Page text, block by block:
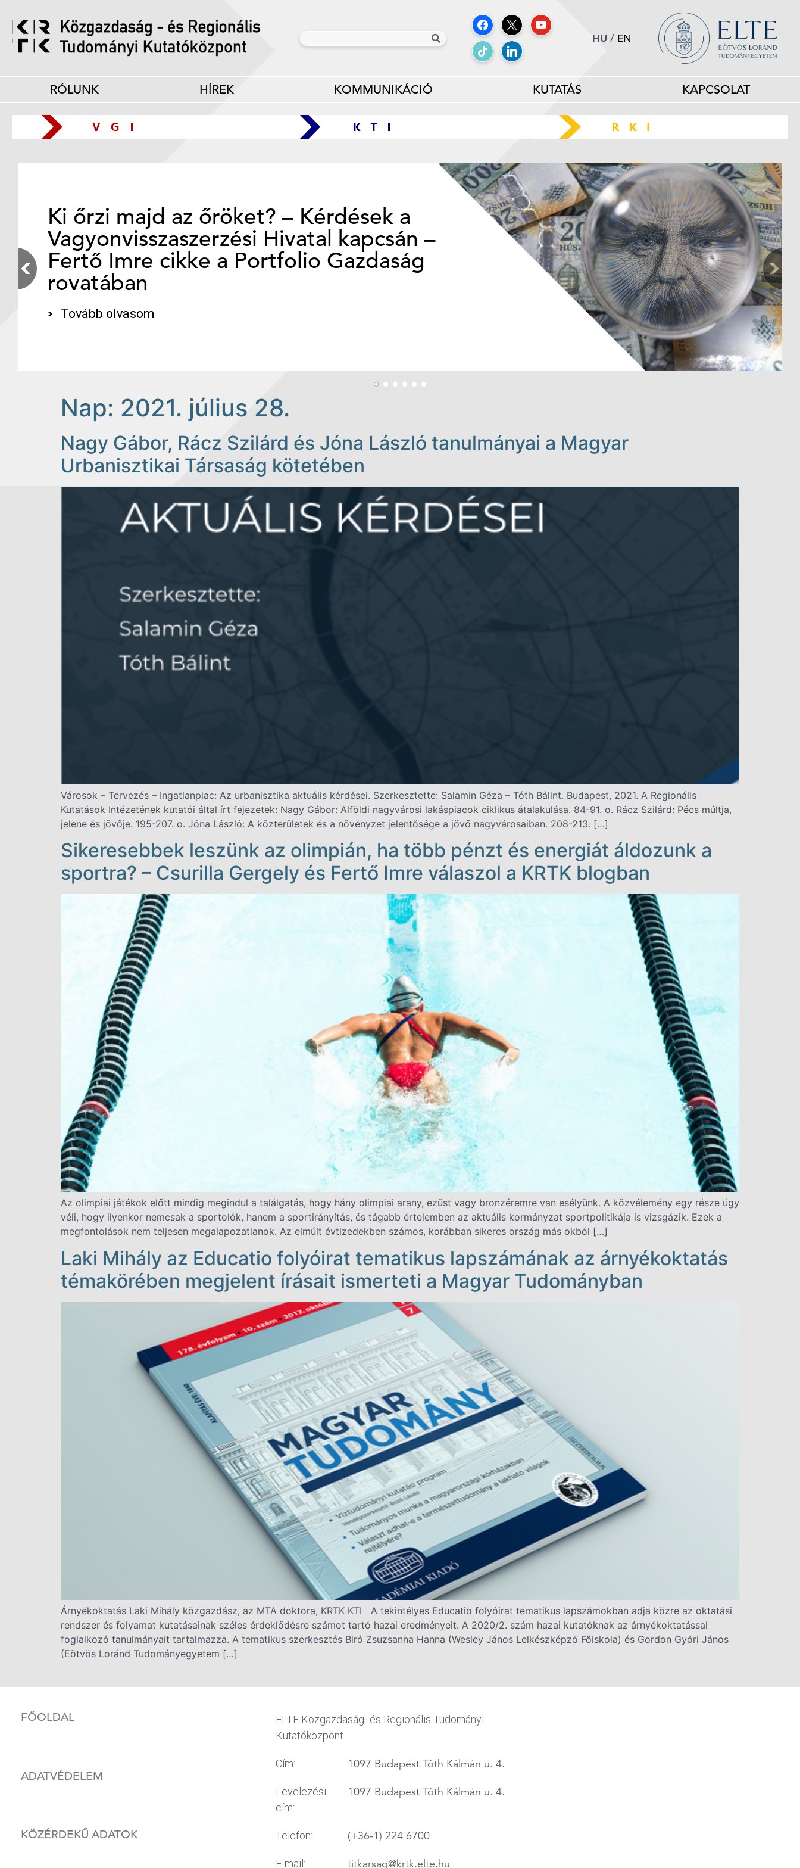
HU / EN
RÓLUNK HÍREK KOMMUNIKÁCIÓ KUTATÁS KAPCSOLAT
Ki őrzi majd az őröket? – Kérdések a
Vagyonvisszaszerzési Hivatal kapcsán –
Fertő Imre cikke a Portfolio Gazdaság
rovatában
Tovább olvasom
Nap: 2021. július 28.
Nagy Gábor, Rácz Szilárd és Jóna László tanulmányai a Magyar
Urbanisztikai Társaság kötetében
Városok – Tervezés – Ingatlanpiac: Az urbanisztika aktuális kérdései. Szerkesztette: Salamin Géza – Tóth Bálint. Budapest, 2021. A Regionális
Kutatások Intézetének kutatói által írt fejezetek: Nagy Gábor: Alföldi nagyvárosi lakáspiacok ciklikus átalakulása. 84-91. o. Rácz Szilárd: Pécs múltja,
jelene és jövője. 195-207. o. Jóna László: A közterületek és a növényzet jelentősége a jövő nagyvárosaiban. 208-213. […]
Sikeresebbek leszünk az olimpián, ha több pénzt és energiát áldozunk a
sportra? – Csurilla Gergely és Fertő Imre válaszol a KRTK blogban
Az olimpiai játékok előtt mindig megindul a találgatás, hogy hány olimpiai arany, ezüst vagy bronzéremre van esélyünk. A közvélemény egy része úgy
véli, hogy ilyenkor nemcsak a sportolók, hanem a sportirányítás, és tágabb értelemben az aktuális kormányzat sportpolitikája is vizsgázik. Ezek a
megfontolások nem teljesen megalapozatlanok. Az elmúlt évtizedekben számos, korábban sikeres ország más okból […]
Laki Mihály az Educatio folyóirat tematikus lapszámának az árnyékoktatás
témakörében megjelent írásait ismerteti a Magyar Tudományban
Árnyékoktatás Laki Mihály közgazdász, az MTA doktora, KRTK KTI A tekintélyes Educatio folyóirat tematikus lapszámokban adja közre az oktatási
rendszer és folyamat kutatásainak széles érdeklődésre számot tartó hazai eredményeit. A 2020/2. szám hazai kutatóknak az árnyékoktatással
foglalkozó tanulmányait tartalmazza. A tematikus szerkesztés Biró Zsuzsanna Hanna (Wesley János Lelkészképző Főiskola) és Gordon Győri János
(Eötvös Loránd Tudományegyetem […]
FŐOLDAL
ADATVÉDELEM
KÖZÉRDEKŰ ADATOK
ELTE Közgazdaság- és Regionális Tudományi
Kutatóközpont
Cím: 1097 Budapest Tóth Kálmán u. 4.
Levelezési
cím:
1097 Budapest Tóth Kálmán u. 4.
Telefon: (+36-1) 224 6700
E-mail: titkarsag@krtk.elte.hu